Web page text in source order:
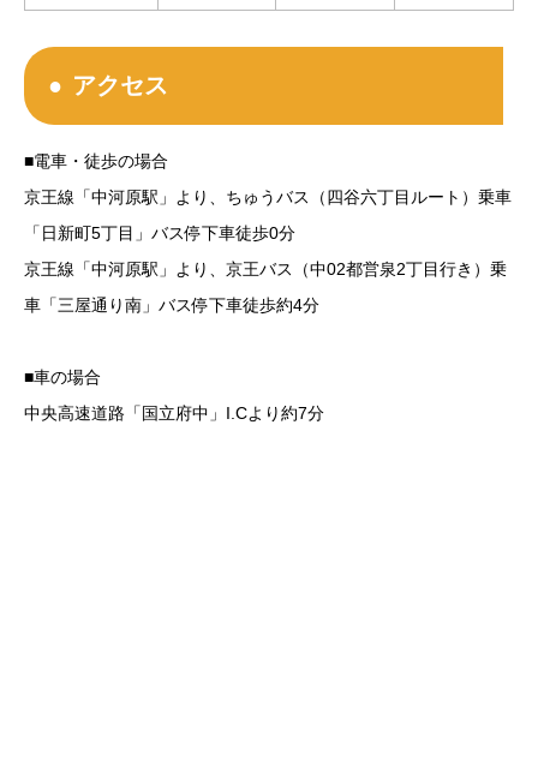
アクセス
■電車・徒歩の場合
京王線「中河原駅」より、ちゅうバス（四谷六丁目ルート）乗車
「日新町5丁目」バス停下車徒歩0分
京王線「中河原駅」より、京王バス（中02都営泉2丁目行き）乗
車「三屋通り南」バス停下車徒歩約4分
■車の場合
中央高速道路「国立府中」I.Cより約7分